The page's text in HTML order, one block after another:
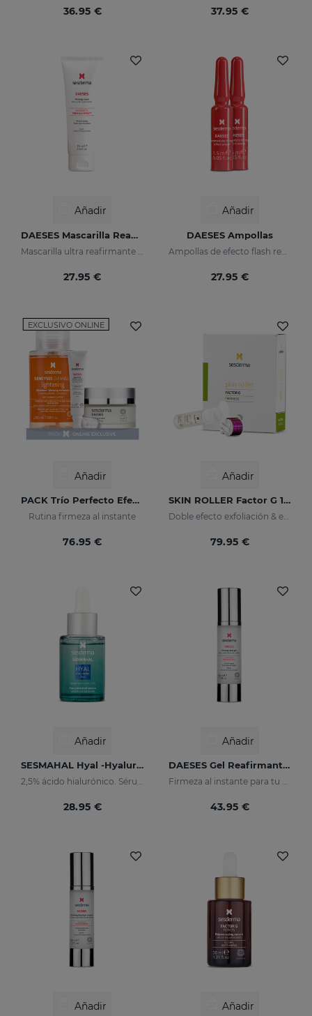
36.95 € 37.95 €
Añadir
DAESES Mascarilla Reafirmante
27.95 €
Añadir
DAESES Ampollas
Ampollas de efecto flash reafirmante
27.95 €
EXCLUSIVO ONLINE
Añadir
PACK Trío Perfecto Efecto Lifting
Rutina firmeza al instante
76.95 €
Añadir
SKIN ROLLER Factor G 10ml
Doble efecto exfoliación & eficacia
79.95 €
Añadir
SESMAHAL Hyal -Hyaluronic Acid 2.5%
2,5% ácido hialurónico. Sérum concentrado rellenador
28.95 €
Añadir
DAESES Gel Reafirmante De Cuello
Firmeza al instante para tu piel
43.95 €
Añadir Añadir